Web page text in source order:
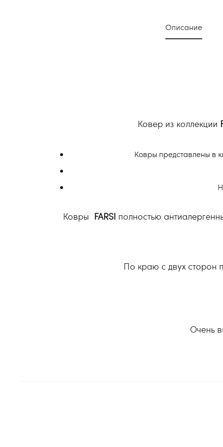
Описание
Ковер из коллекции
Ковры представлены в
Ковры FARSI полностью
По краю с двух сторон
Очень